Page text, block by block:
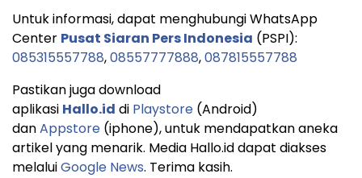
Untuk informasi, dapat menghubungi WhatsApp
Center Pusat Siaran Pers Indonesia (PSPI):
085315557788,08557777888,087815557788
Pastikan juga download
aplikasi Hallo.id di Playstore (Android)
danAppstore (iphone), untuk mendapatkan aneka
artikel yang menarik. Media Hallo.id dapat diakses
melaluiGoogle News. Terima kasih.